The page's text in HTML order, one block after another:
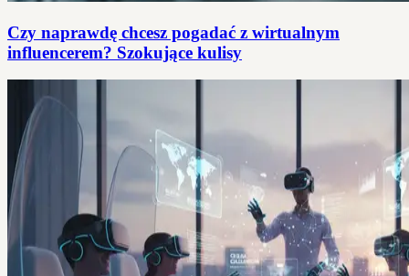
Czy naprawdę chcesz pogadać z wirtualnym
influencerem? Szokujące kulisy